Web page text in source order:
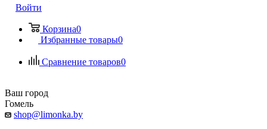
Войти
Корзина0
Избранные товары0
Сравнение товаров0
Ваш город
Гомель
shop@limonka.by